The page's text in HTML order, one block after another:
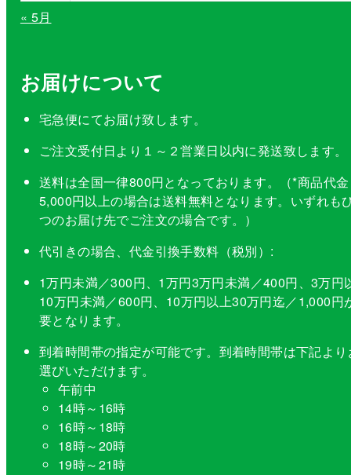
« 5月
お届けについて
宅急便にてお届け致します。
ご注文受付日より１～２営業日以内に発送致します。
送料は全国一律800円となっております。（*商品代金
5,000円以上の場合は送料無料となります。いずれも
つのお届け先でご注文の場合です。）
代引きの場合、代金引換手数料（税別）:
1万円未満／300円、1万円3万円未満／400円、3万円
10万円未満／600円、10万円以上30万円迄／1,000円
要となります。
到着時間帯の指定が可能です。到着時間帯は下記より
選びいただけます。
午前中
14時～16時
16時～18時
18時～20時
19時～21時